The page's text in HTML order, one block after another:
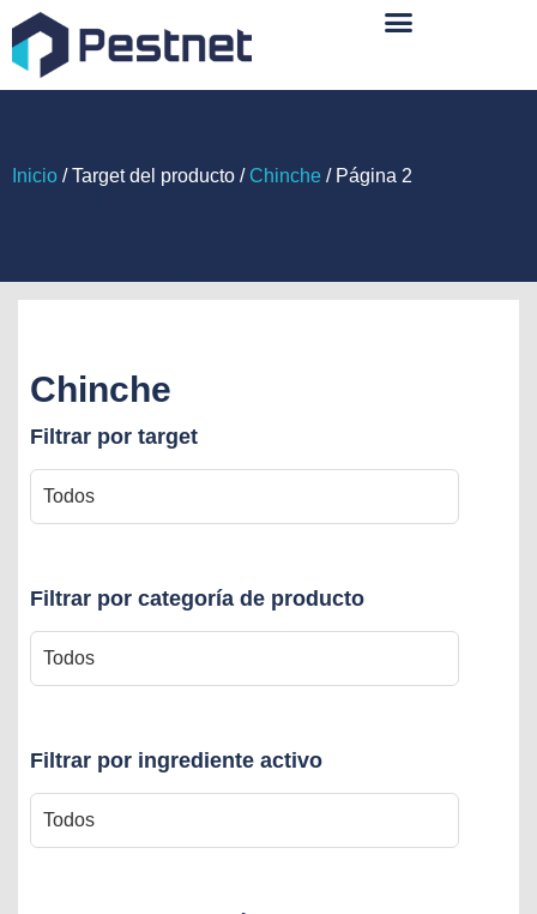
Inicio / Target del producto / Chinche / Página 2
Chinche
Filtrar por target
Filtrar por categoría de producto
Filtrar por ingrediente activo